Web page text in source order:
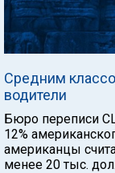
Средним
водители
Бюро переписи
12%
американцы
менее 20 тыс.